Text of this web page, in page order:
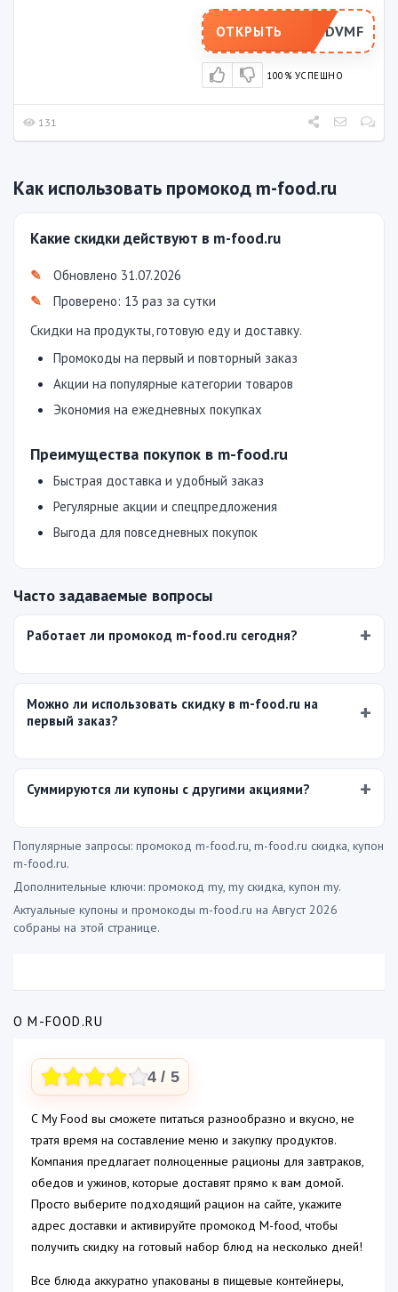
ADVMF
ОТКРЫТЬ
100% УСПЕШНО
131
Как использовать промокод m-food.ru
Какие скидки действуют в m-food.ru
Обновлено 31.07.2026
Проверено: 13 раз за сутки
Скидки на продукты, готовую еду и доставку.
Промокоды на первый и повторный заказ
Акции на популярные категории товаров
Экономия на ежедневных покупках
Преимущества покупок в m-food.ru
Быстрая доставка и удобный заказ
Регулярные акции и спецпредложения
Выгода для повседневных покупок
Часто задаваемые вопросы
Работает ли промокод m-food.ru сегодня?
Можно ли использовать скидку в m-food.ru на
первый заказ?
Суммируются ли купоны с другими акциями?
Популярные запросы: промокод m-food.ru, m-food.ru скидка, купон
m-food.ru.
Дополнительные ключи: промокод my, my скидка, купон my.
Актуальные купоны и промокоды m-food.ru на Август 2026
собраны на этой странице.
О M-FOOD.RU
4 / 5
С My Food вы сможете питаться разнообразно и вкусно, не
тратя время на составление меню и закупку продуктов.
Компания предлагает полноценные рационы для завтраков,
обедов и ужинов, которые доставят прямо к вам домой.
Просто выберите подходящий рацион на сайте, укажите
адрес доставки и активируйте промокод M-food, чтобы
получить скидку на готовый набор блюд на несколько дней!
Все блюда аккуратно упакованы в пищевые контейнеры,